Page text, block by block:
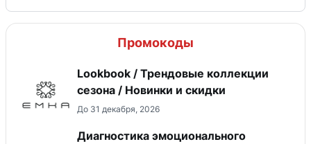
Промокоды
Lookbook / Трендовые коллекции
сезона / Новинки и скидки
До 31 декабря, 2026
Диагностика эмоционального